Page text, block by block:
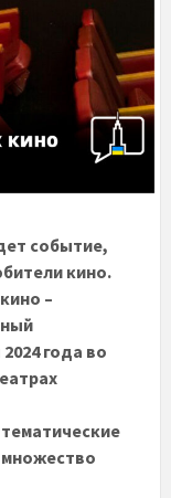
событие,
кино.
–
года во
множество